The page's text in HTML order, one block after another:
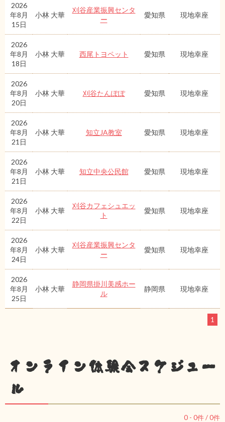
2026
年8月
15日
小林 大華
刈谷産業振興センタ
ー
愛知県 現地幸座
2026
年8月
18日
小林 大華 西尾トヨペット 愛知県 現地幸座
2026
年8月
20日
小林 大華 刈谷たんぽぽ 愛知県 現地幸座
2026
年8月
21日
小林 大華 知立JA教室 愛知県 現地幸座
2026
年8月
21日
小林 大華 知立中央公民館 愛知県 現地幸座
2026
年8月
22日
小林 大華
刈谷カフェシュエッ
ト
愛知県 現地幸座
2026
年8月
24日
小林 大華
刈谷産業振興センタ
ー
愛知県 現地幸座
2026
年8月
25日
小林 大華
静岡県掛川美感ホー
ル
静岡県 現地幸座
1
オンライン体験会スケジュー
ル
0 - 0件 /0件